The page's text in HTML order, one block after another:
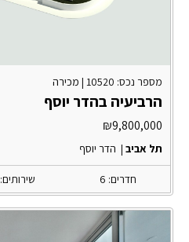
מספר נכס: 10520 | מכירה
הרביעיה בהדר יוסף
₪9,800,000
תל אביב | הדר יוסף
חדרים: 6 שירותים: 4